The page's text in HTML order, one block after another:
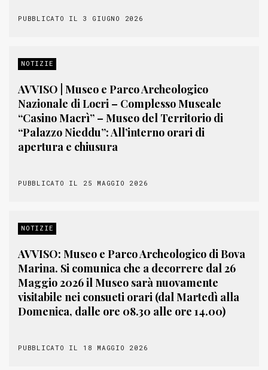
PUBBLICATO IL 3 GIUGNO 2026
NOTIZIE
AVVISO | Museo e Parco Archeologico
Nazionale di Locri – Complesso Museale
“Casino Macrì” – Museo del Territorio di
“Palazzo Nieddu”: All’interno orari di
apertura e chiusura
PUBBLICATO IL 25 MAGGIO 2026
NOTIZIE
AVVISO: Museo e Parco Archeologico di Bova
Marina. Si comunica che a decorrere dal 26
Maggio 2026 il Museo sarà nuovamente
visitabile nei consueti orari (dal Martedì alla
Domenica, dalle ore 08.30 alle ore 14.00)
PUBBLICATO IL 18 MAGGIO 2026